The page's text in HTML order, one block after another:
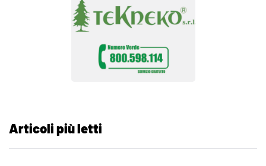
Articoli più letti